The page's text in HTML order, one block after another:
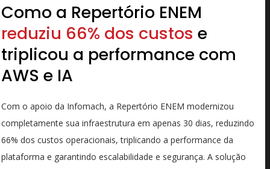
Como a Repertório ENEM
reduziu 66% dos custos e
triplicou a performance com
AWS e IA
Com o apoio da Infomach, a Repertório ENEM modernizou
completamente sua infraestrutura em apenas 30 dias, reduzindo
66% dos custos operacionais, triplicando a performance da
plataforma e garantindo escalabilidade e segurança. A solução